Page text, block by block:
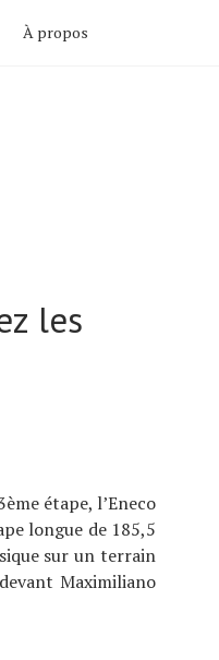
À propos
les
étape, l’Eneco
longue de 185,5
sur un terrain
Maximiliano